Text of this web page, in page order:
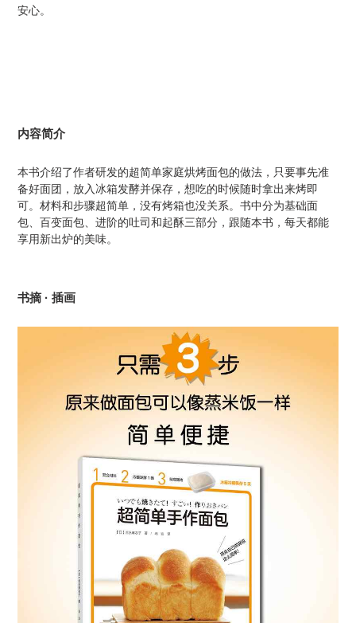
安心。
内容简介
本书介绍了作者研发的超简单家庭烘烤面包的做法，只要事先准
备好面团，放入冰箱发酵并保存，想吃的时候随时拿出来烤即
可。材料和步骤超简单，没有烤箱也没关系。书中分为基础面
包、百变面包、进阶的吐司和起酥三部分，跟随本书，每天都能
享用新出炉的美味。
书摘 · 插画